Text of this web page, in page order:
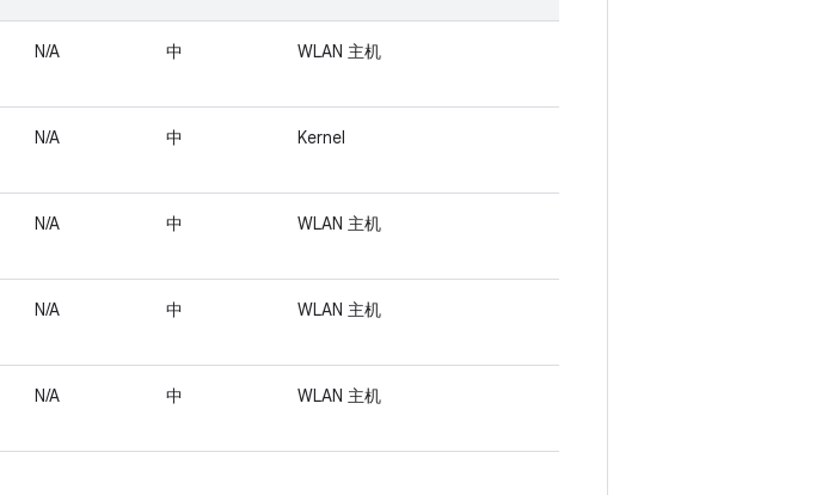
N/A 中 WLAN 主机
N/A 中 Kernel
N/A 中 WLAN 主机
N/A 中 WLAN 主机
N/A 中 WLAN 主机